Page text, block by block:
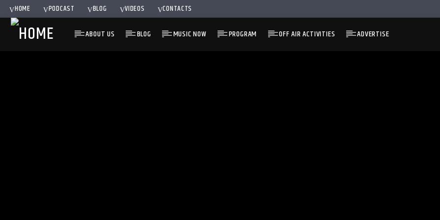
HOME PODCAST BLOG VIDEOS CONTACTS
ABOUT US BLOG MUSIC NOW PROGRAM OFF AIR ACTIVITIES ADVERTISE